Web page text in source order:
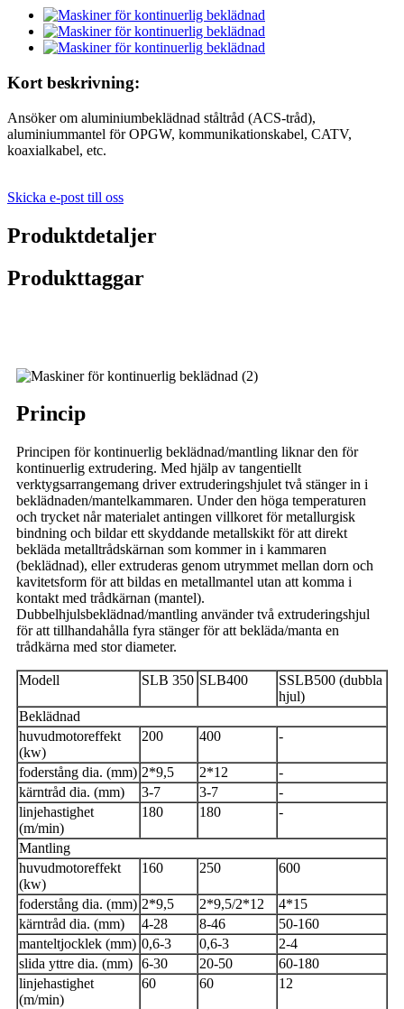
Kort beskrivning:
Ansöker om aluminiumbeklädnad ståltråd (ACS-tråd),
aluminiummantel för OPGW, kommunikationskabel, CATV,
koaxialkabel, etc.
Skicka e-post till oss
Produktdetaljer
Produkttaggar
Princip
Principen för kontinuerlig beklädnad/mantling liknar den för
kontinuerlig extrudering. Med hjälp av tangentiellt
verktygsarrangemang driver extruderingshjulet två stänger in i
beklädnaden/mantelkammaren. Under den höga temperaturen
och trycket når materialet antingen villkoret för metallurgisk
bindning och bildar ett skyddande metallskikt för att direkt
bekläda metalltrådskärnan som kommer in i kammaren
(beklädnad), eller extruderas genom utrymmet mellan dorn och
kavitetsform för att bildas en metallmantel utan att komma i
kontakt med trådkärnan (mantel).
Dubbelhjulsbeklädnad/mantling använder två extruderingshjul
för att tillhandahålla fyra stänger för att bekläda/manta en
trådkärna med stor diameter.
Modell SLB 350 SLB400
SSLB500 (dubbla
hjul)
Beklädnad
huvudmotoreffekt
(kw)
200 400 -
foderstång dia. (mm) 2*9,5 2*12
-
kärntråd dia. (mm)
3-7 3-7
-
linjehastighet
(m/min)
180 180 -
Mantling
huvudmotoreffekt
(kw)
160 250 600
foderstång dia. (mm) 2*9,5 2*9,5/2*12
4*15
kärntråd dia. (mm)
4-28 8-46
50-160
manteltjocklek (mm) 0,6-3 0,6-3
2-4
slida yttre dia. (mm) 6-30 20-50
60-180
linjehastighet
(m/min)
60 60 12